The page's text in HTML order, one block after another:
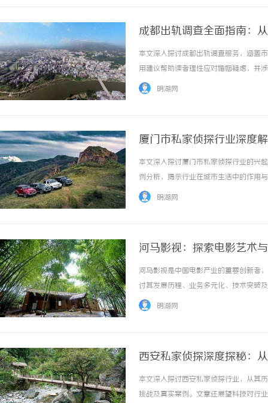
成都出轨调查全面指南：
本文深入探讨成都出轨调查服务，涵盖
用建议帮助读者理性应对婚姻疑虑，并
明湖网
厦门市私家侦探行业深度
本文深入探讨厦门市私家侦探行业的兴
例分析，揭示行业在城市生活中的作用
供全面视角。 ...……
明湖网
河马影视：探索电影艺术
河马影视是中国电影产业的重要创新者
讨其发展历程、业务多元化、技术突破
业先锋的关键角色。 ...……
明湖网
西安私家侦探深度探秘：
本文深入探讨西安私家侦探行业，从其
挑战及真实案例。文章还展望科技对行